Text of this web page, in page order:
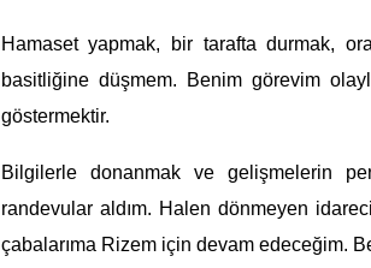
Hamaset yapmak, bir tarafta durmak,
basitliğine düşmem. Benim görevim
göstermektir.
Bilgilerle donanmak ve gelişmelerin
randevular aldım. Halen dönmeyen
çabalarıma Rizem için devam edeceğim.